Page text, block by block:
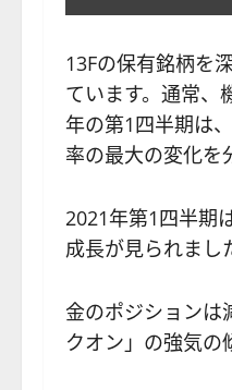
13Fの保有銘柄を
ています。通常、
年の第1四半期は
率の最大の変化を
2021年第1四半期
成長が見られまし
金のポジションは
クオン」の強気の